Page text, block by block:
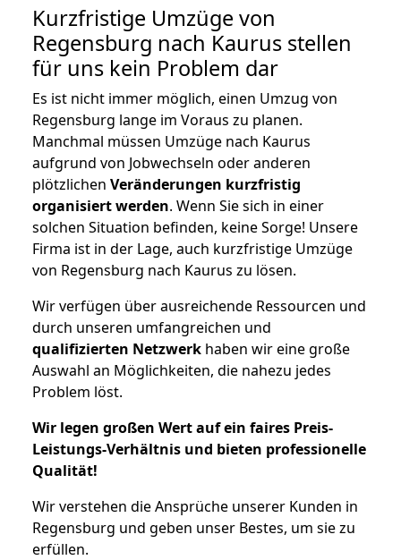
Kurzfristige Umzüge von
Regensburg nach Kaurus stellen
für uns kein Problem dar
Es ist nicht immer möglich, einen Umzug von
Regensburg lange im Voraus zu planen.
Manchmal müssen Umzüge nach Kaurus
aufgrund von Jobwechseln oder anderen
plötzlichen Veränderungen kurzfristig
organisiert werden. Wenn Sie sich in einer
solchen Situation befinden, keine Sorge! Unsere
Firma ist in der Lage, auch kurzfristige Umzüge
von Regensburg nach Kaurus zu lösen.
Wir verfügen über ausreichende Ressourcen und
durch unseren umfangreichen und
qualifizierten Netzwerk haben wir eine große
Auswahl an Möglichkeiten, die nahezu jedes
Problem löst.
Wir legen großen Wert auf ein faires Preis-
Leistungs-Verhältnis und bieten professionelle
Qualität!
Wir verstehen die Ansprüche unserer Kunden in
Regensburg und geben unser Bestes, um sie zu
erfüllen.